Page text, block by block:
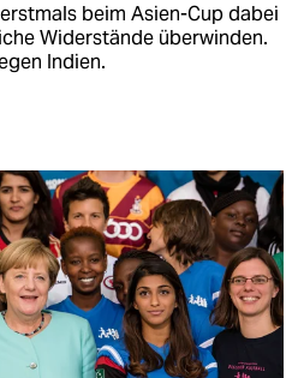
beim Asien-Cup dabei
Widerstände überwinden.
Indien.